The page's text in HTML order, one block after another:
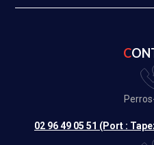
02 96 49 05 51 (Port :